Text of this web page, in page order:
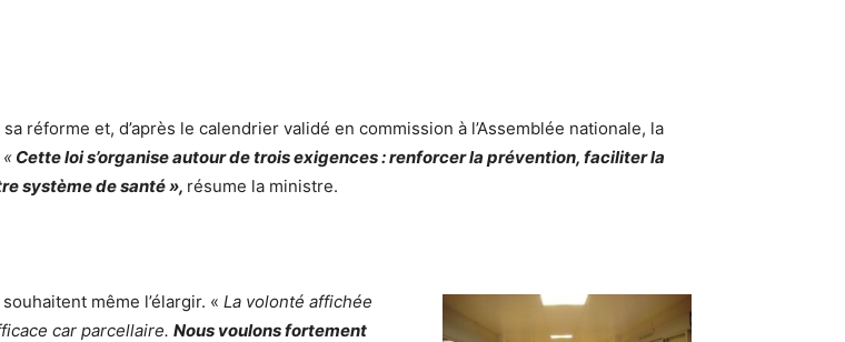
réforme et, d’après le calendrier validé en commission à l’Assemblée nationale, la
« Cette loi s’organise autour de trois exigences : renforcer la prévention, faciliter la
système de santé », résume la ministre.
même l’élargir. « La volonté affichée
car parcellaire. Nous voulons fortement